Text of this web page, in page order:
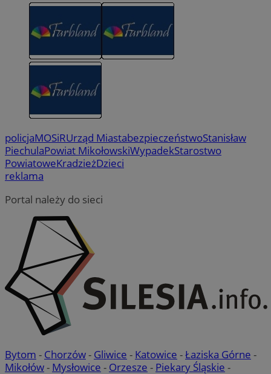
policjaMOSiRUrząd MiastabezpieczeństwoStanisław
PiechulaPowiat MikołowskiWypadekStarostwo
PowiatoweKradzieżDzieci
reklama
Portal należy do sieci
Bytom - Chorzów- Gliwice - Katowice -Łaziska Górne -
Mikołów- Mysłowice - Orzesze - Piekary Śląskie -